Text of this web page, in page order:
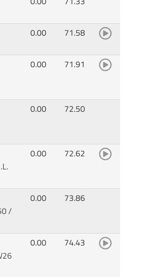
0.00 71.58
0.00 71.91
0.00 72.50
0.00 72.62
/
0.00 73.86
0.00 74.43